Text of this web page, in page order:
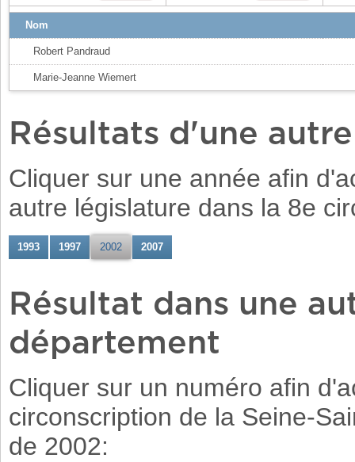
Nom
Robert Pandraud
Marie-Jeanne Wiemert
Résultats d'une
Cliquer sur une année afin
autre législature dans la 8e
1993 1997 2002 2007
Résultat dans une
département
Cliquer sur un numéro afin
circonscription de la Seine-
de 2002: